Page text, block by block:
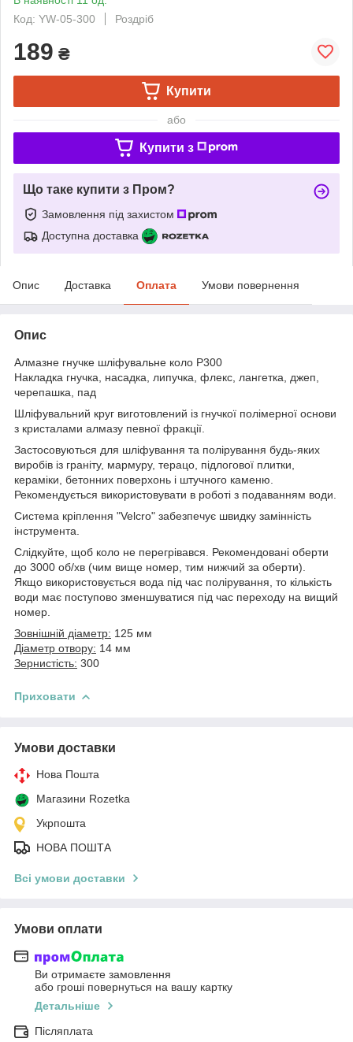
Код: YW-05-300
Роздріб
189 ₴
Купити
або
Купити з
Що таке купити з Пром?
Замовлення під захистом
Доступна доставка
Опис Доставка Оплата Умови повернення
Опис
Алмазне гнучке шліфувальне коло P300
Накладка гнучка, насадка, липучка, флекс, лангетка, джеп,
черепашка, пад
Шліфувальний круг виготовлений із гнучкої полімерної основи
з кристалами алмазу певної фракції.
Застосовуються для шліфування та полірування будь-яких
виробів із граніту, мармуру, терацо, підлогової плитки,
кераміки, бетонних поверхонь і штучного каменю.
Рекомендується використовувати в роботі з подаванням води.
Система кріплення "Velcro" забезпечує швидку замінність
інструмента.
Слідкуйте, щоб коло не перегрівався. Рекомендовані оберти
до 3000 об/хв (чим вище номер, тим нижчий за оберти).
Якщо використовується вода під час полірування, то кількість
води має поступово зменшуватися під час переходу на вищий
номер.
Зовнішній діаметр: 125 мм
Діаметр отвору: 14 мм
Зернистість: 300
Приховати
Умови доставки
Нова Пошта
Магазини Rozetka
Укрпошта
НОВА ПОШТА
Всі умови доставки
Умови оплати
Ви отримаєте замовлення
або гроші повернуться на вашу картку
Детальніше
Післяплата